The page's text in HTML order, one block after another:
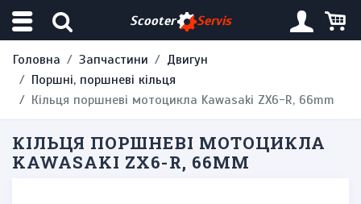
Scooter Servis
Головна Запчастини
Двигун
Поршні, поршневі кільця
Кільця поршневі мотоцикла Kawasaki ZX6-R, 66mm
КІЛЬЦЯ ПОРШНЕВІ МОТОЦИКЛА
KAWASAKI ZX6-R, 66MM